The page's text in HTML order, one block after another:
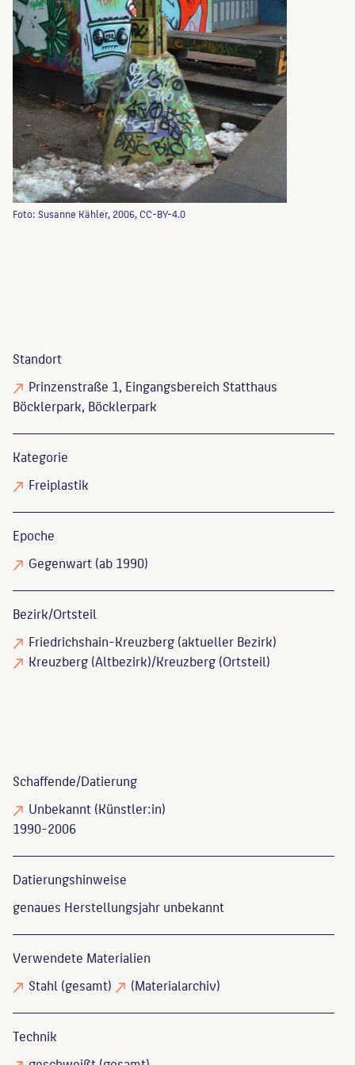
Foto: Susanne Kähler, 2006, CC-BY-4.0
Standort
Prinzenstraße 1, Eingangsbereich Statthaus
Böcklerpark, Böcklerpark
Kategorie
Freiplastik
Epoche
Gegenwart (ab 1990)
Bezirk/Ortsteil
Friedrichshain-Kreuzberg (aktueller Bezirk)
Kreuzberg (Altbezirk)/Kreuzberg (Ortsteil)
Schaffende/Datierung
Unbekannt(Künstler:in)
1990-2006
Datierungs­hinweise
genaues Herstellungsjahr unbekannt
Verwendete Materialien
Stahl(gesamt) (Materialarchiv)
Technik